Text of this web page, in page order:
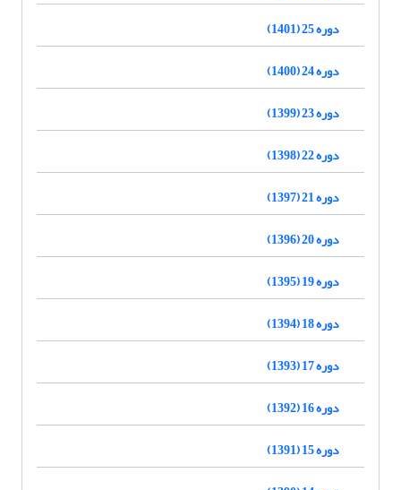
دوره 25 (1401)
دوره 24 (1400)
دوره 23 (1399)
دوره 22 (1398)
دوره 21 (1397)
دوره 20 (1396)
دوره 19 (1395)
دوره 18 (1394)
دوره 17 (1393)
دوره 16 (1392)
دوره 15 (1391)